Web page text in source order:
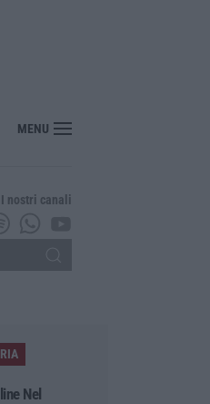
del 6% nel 2025
MENU
I nostri canali
Nel